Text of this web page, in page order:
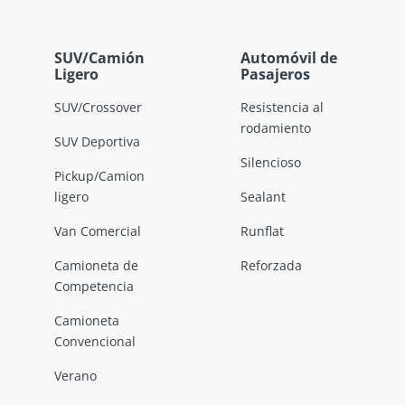
SUV/Camión
Ligero
SUV/Crossover
SUV Deportiva
Pickup/Camion
ligero
Van Comercial
Camioneta de
Competencia
Camioneta
Convencional
Verano
Automóvil de
Pasajeros
Resistencia al
rodamiento
Silencioso
Sealant
Runflat
Reforzada